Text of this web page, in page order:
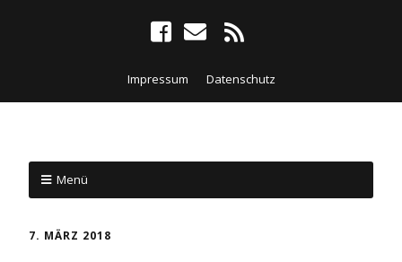
Impressum Datenschutz
Menü
7. MÄRZ 2018